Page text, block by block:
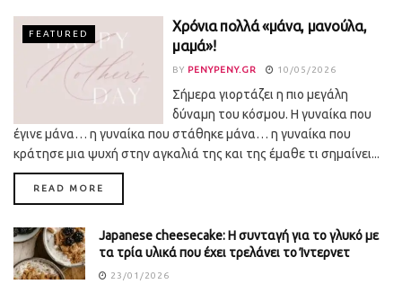
FEATURED
Χρόνια πολλά «μάνα, μανούλα,
μαμά»!
BY PENYPENY.GR 10/05/2026
Σήμερα γιορτάζει η πιο μεγάλη
δύναμη του κόσμου. Η γυναίκα που
έγινε μάνα… η γυναίκα που στάθηκε μάνα… η γυναίκα που
κράτησε μια ψυχή στην αγκαλιά της και της έμαθε τι σημαίνει...
READ MORE
Japanese cheesecake: Η συνταγή για το γλυκό με
τα τρία υλικά που έχει τρελάνει το Ίντερνετ
23/01/2026